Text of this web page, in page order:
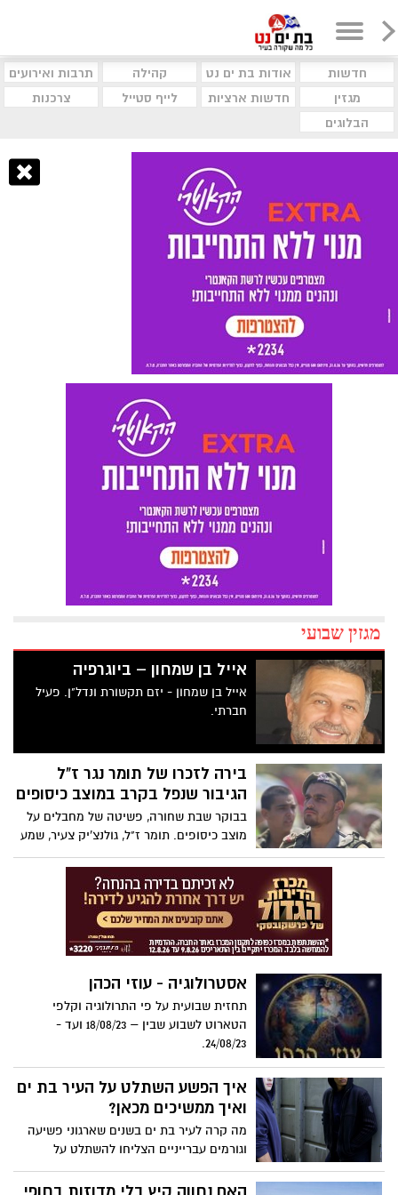
חדשות אודות בת ים נט קהילה
תרבות ואירועים
מגזין
חדשות ארציות לייף סטייל
צרכנות
הבלוגים
מגזין שבועי
אייל בן שמחון – ביוגרפיה
אייל בן שמחון - יזם תקשורת ונדל"ן. פעיל
חברתי.
בירה לזכרו של תומר נגר ז"ל
הגיבור שנפל בקרב במוצב כיסופים
בבוקר שבת שחורה, פשיטה של מחבלים על
מוצב כיסופים. תומר ז"ל, גולנצ'יק צעיר, שמע
את ההוראה להיכנס פנימה, אך לא ציית.
מתוך אומץ לב בלתי רגיל, הוא בחר להמשיך
להילחם מתוך בונקר סמוך. ההחלטה האמיצה
של תומר הצילה את חבריו שהסתתרו
במיגונית. הוא נתן להם זמן יקר להתארגן
ולהגן על עצמם. תומר ז"ל נפל בקרב, אך
החליטו להנציח את זכרו בדרך מיוחדת
אסטרולוגיה - עוזי הכהן
תחזית שבועית על פי התרולוגיה וקלפי
הטארוט לשבוע שבין – 18/08/23 ועד -
24/08/23.
איך הפשע השתלט על העיר בת ים
ואיך ממשיכים מכאן?
מה קרה לעיר בת ים בשנים שארגוני פשיעה
וגורמים עברייניים הצליחו להשתלט על
רחובות העיר באין מפריע? מדוע אין בעל בית
שיעצור את התופעה ויאפשר לבת ימים לצאת